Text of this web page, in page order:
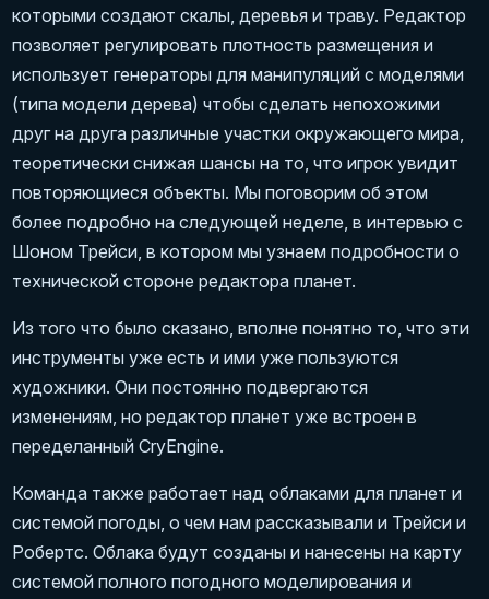
которыми создают скалы, деревья и траву. Редактор
позволяет регулировать плотность размещения и
использует генераторы для манипуляций с моделями
(типа модели дерева) чтобы сделать непохожими
друг на друга различные участки окружающего мира,
теоретически снижая шансы на то, что игрок увидит
повторяющиеся объекты. Мы поговорим об этом
более подробно на следующей неделе, в интервью с
Шоном Трейси, в котором мы узнаем подробности о
технической стороне редактора планет.
Из того что было сказано, вполне понятно то, что эти
инструменты уже есть и ими уже пользуются
художники. Они постоянно подвергаются
изменениям, но редактор планет уже встроен в
переделанный CryEngine.
Команда также работает над облаками для планет и
системой погоды, о чем нам рассказывали и Трейси и
Робертс. Облака будут созданы и нанесены на карту
системой полного погодного моделирования и